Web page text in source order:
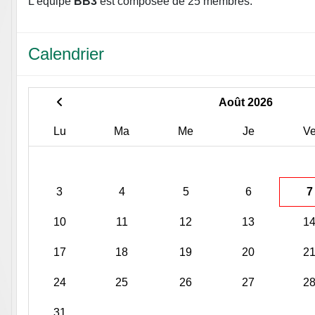
Calendrier
Août 2026
Lu Ma Me Je
3 4 5 6 7
10 11 12 13 14
17 18 19 20 21
24 25 26 27 28